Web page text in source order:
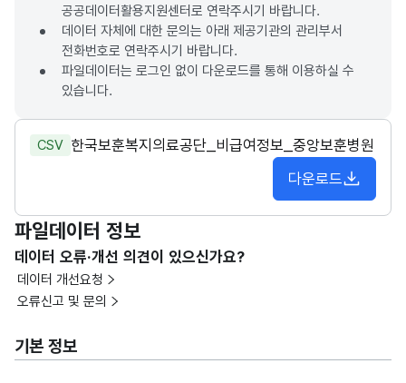
공공데이터활용지원센터로 연락주시기 바랍니다.
데이터 자체에 대한 문의는 아래 제공기관의 관리부서
전화번호로 연락주시기 바랍니다.
파일데이터는 로그인 없이 다운로드를 통해 이용하실 수
있습니다.
CSV 한국보훈복지의료공단_비급여정보_중앙보훈병원
다운로드
파일데이터 정보
데이터 오류·개선 의견이 있으신가요?
데이터 개선요청
오류신고 및 문의
기본 정보